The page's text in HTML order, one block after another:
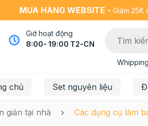
MUA HÀNG WEBSITE - Giảm 25K
Giờ hoạt động
8:00- 19:00 T2-CN
Whipping
chủ Set nguyên liệu
giản tại nhà Các dụng cụ làm